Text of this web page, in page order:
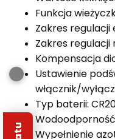
Funkcja
Zakres regulacji
Zakres regulacji
Kompensacja
Ustawienie
włącznik/
Typ baterii:
Wypełnienie